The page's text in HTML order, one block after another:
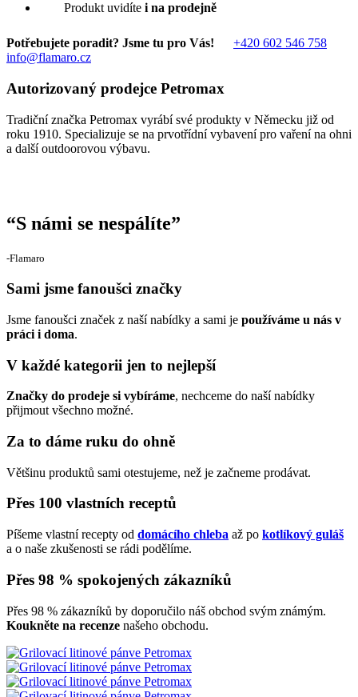
Produkt uvidíte i na prodejně
Potřebujete poradit? Jsme tu pro Vás!
+420 602 546 758
info@flamaro.cz
Autorizovaný prodejce Petromax
Tradiční značka Petromax vyrábí své produkty v Německu již od
roku 1910. Specializuje se na prvotřídní vybavení pro vaření na ohni
a další outdoorovou výbavu.
“S námi se nespálíte”
‐Flamaro
Sami jsme fanoušci značky
Jsme fanoušci značek z naší nabídky a sami je používáme u nás v
práci i doma.
V každé kategorii jen to nejlepší
Značky do prodeje si vybíráme, nechceme do naší nabídky
přijmout všechno možné.
Za to dáme ruku do ohně
Většinu produktů sami otestujeme, než je začneme prodávat.
Přes 100 vlastních receptů
Píšeme vlastní recepty od domácího chleba až po kotlíkový guláš
a o naše zkušenosti se rádi podělíme.
Přes 98 % spokojených zákazníků
Přes 98 % zákazníků by doporučilo náš obchod svým známým.
Koukněte na recenze našeho obchodu.